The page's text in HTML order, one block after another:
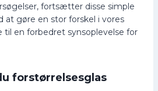
fortsætter disse simple
at gøre en stor forskel i vores
til en forbedret synsoplevelse for
forstørrelsesglas